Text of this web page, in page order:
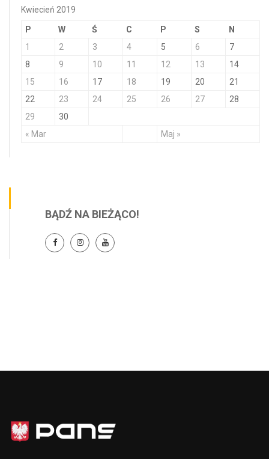
Kwiecień 2019
P W Ś C P S N
« Mar Maj »
1 2 3 4 5 6
7
8
9 10 11 12 13
14
15
16 17 18 19 20
21
22
23 24 25 26 27
28
29
30
BĄDŹ NA BIEŻĄCO!